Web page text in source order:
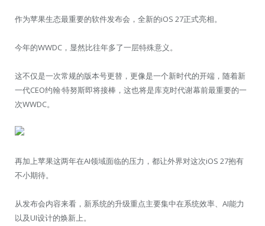
作为苹果生态最重要的软件发布会，全新的iOS 27正式亮相。
今年的WWDC，显然比往年多了一层特殊意义。
这不仅是一次常规的版本号更替，更像是一个新时代的开端，随着新
一代CEO约翰·特努斯即将接棒，这也将是库克时代谢幕前最重要的一
次WWDC。
再加上苹果这两年在AI领域面临的压力，都让外界对这次iOS 27抱有
不小期待。
从发布会内容来看，新系统的升级重点主要集中在系统效率、AI能力
以及UI设计的焕新上。